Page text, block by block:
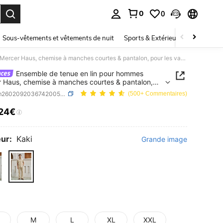
0 0
Sous-vêtements et vêtements de nuit Sports & Extérieur Enfants
Ensemble de tenue en lin pour hommes Mercer Haus, chemise à manches courtes & pantalon, pour les vacances d'été et les tenues de plage
Ensemble de tenue en lin pour hommes
Haus, chemise à manches courtes & pantalon,
vacances d'été et les tenues de plage
SKU: sm260209203674200562280 (500+ Commentaires)
AND AVAILABILITY
Kaki Grande image
M L XL XXL